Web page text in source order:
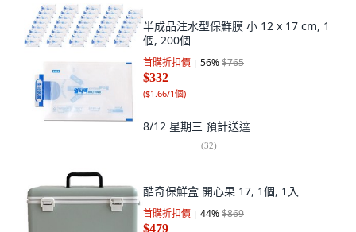
半成品注水型保鮮膜 小 12 x 17 cm, 1
個, 200個
首購折扣價 56%$765
$332
($1.66/1個)
8/12 星期三 預計送達
(32)
酷奇保鮮盒 開心果 17, 1個, 1入
首購折扣價 44%$869
$479